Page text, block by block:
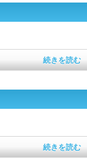
続きを読む
続きを読む